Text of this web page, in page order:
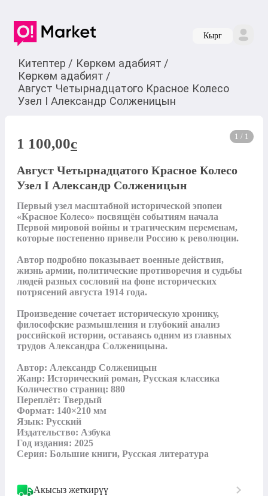
Кырг
Китептер / Көркөм адабият /
Көркөм адабият /
Август Четырнадцатого Красное Колесо
Узел I Александр Солженицын
1 / 1
1 100,00c
Август Четырнадцатого Красное Колесо
Узел I Александр Солженицын
Первый узел масштабной исторической эпопеи
«Красное Колесо» посвящён событиям начала
Первой мировой войны и трагическим переменам,
которые постепенно привели Россию к революции.
Автор подробно показывает военные действия,
жизнь армии, политические противоречия и судьбы
людей разных сословий на фоне исторических
потрясений августа 1914 года.
Произведение сочетает историческую хронику,
философские размышления и глубокий анализ
российской истории, оставаясь одним из главных
трудов Александра Солженицына.
Автор: Александр Солженицын
Жанр: Исторический роман, Русская классика
Количество страниц: 880
Переплёт: Твердый
Формат: 140×210 мм
Язык: Русский
Издательство: Азбука
Год издания: 2025
Серия: Большие книги, Русская литература
Акысыз жеткирүү